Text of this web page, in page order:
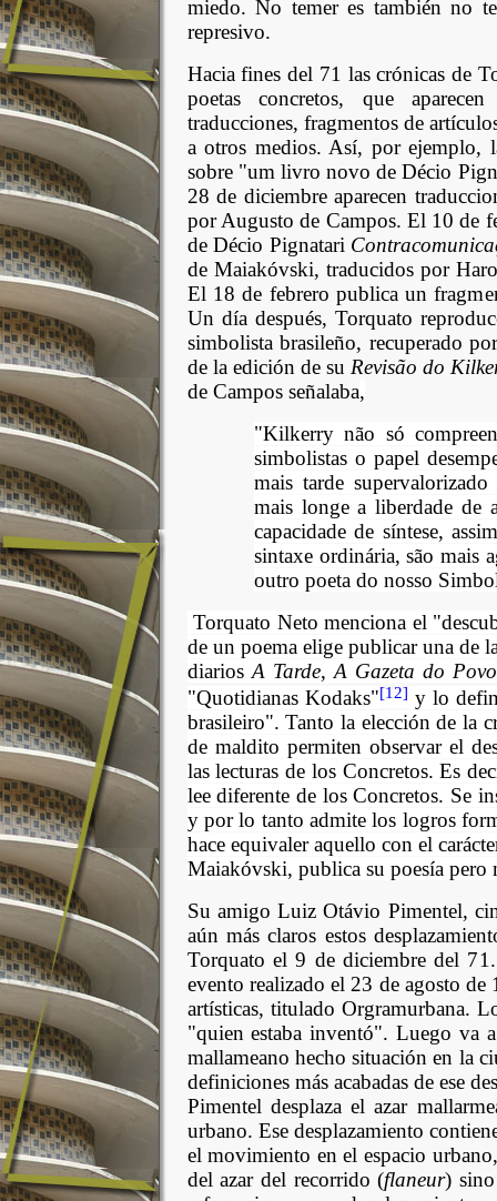
miedo. No temer es también no
represivo.
Hacia fines del 71 las crónicas de
poetas concretos, que
traducciones, fragmentos de
a otros medios. Así, por ejemplo,
sobre "um livro novo de Décio
28 de diciembre aparecen
por Augusto de Campos. El 10 de
de Décio Pignatari
de Maiakóvski, traducidos por
El 18 de febrero publica un
Un día después, Torquato
simbolista brasileño, recuperado
de la edición de su Revisão do
de Campos señalaba,
"Kilkerry não só
simbolistas o papel
mais tarde
mais longe a liberdade de
capacidade de síntese,
sintaxe ordinária, são mais
outro poeta do nosso
Torquato Neto menciona el
de un poema elige publicar una de
diarios A Tarde, A Gazeta do Povo
"Quotidianas Kodaks"[12] y lo
brasileiro". Tanto la elección de la
de maldito permiten observar el
las lecturas de los Concretos. Es
lee diferente de los Concretos. Se
y por lo tanto admite los logros
hace equivaler aquello con el
Maiakóvski, publica su poesía pero
Su amigo Luiz Otávio Pimentel,
aún más claros estos
Torquato el 9 de diciembre del
evento realizado el 23 de agosto
artísticas, titulado Orgramurbana.
"quien estaba inventó". Luego va
mallameano hecho situación en la
definiciones más acabadas de ese
Pimentel desplaza el azar
urbano. Ese desplazamiento
el movimiento en el espacio
del azar del recorrido (flaneur)